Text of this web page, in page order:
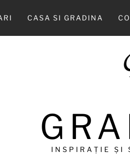
CASA SI GRADINA
INSPIRAȚIE ȘI